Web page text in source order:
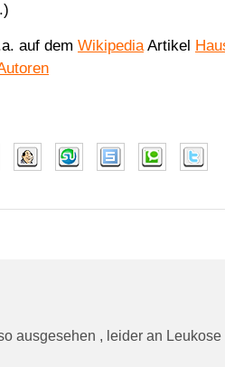
auf dem WikipediaArtikel
ausgesehen , leider an Leukose